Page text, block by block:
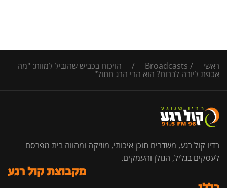
ראשי /
Broadcasts
/ הויכוח בכביש שהוביל למוות: "מה
אכפת ליורה לברוח? הוא הרי הרג חתול"
רדיו קול רגע, משדרים תוכן איכותי, מוזיקה ומהווה בית מפרסם
לעסקים בגליל, הגולן והעמקים.
מקבוצת קול רגע